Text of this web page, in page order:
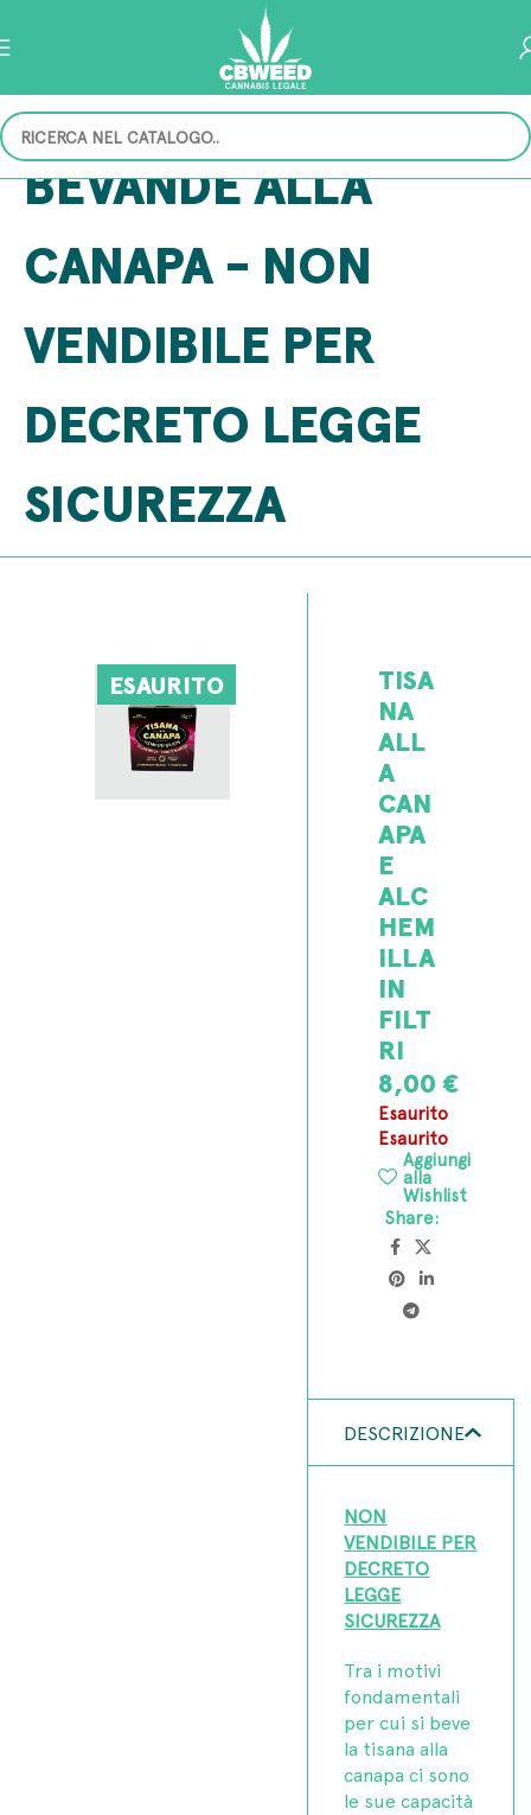
BEVANDE ALLA
CANAPA - NON
VENDIBILE PER
DECRETO LEGGE
SICUREZZA
ESAURITO
TISA
NA
ALL
A
CAN
APA
E
ALC
HEM
ILLA
IN
FILT
RI
8,00€
Esaurito
Esaurito
Aggiungi
alla
Wishlist
Share:
DESCRIZIONE
NON
VENDIBILE PER
DECRETO
LEGGE
SICUREZZA
Tra i motivi
fondamentali
per cui si beve
la tisana alla
canapa ci sono
le sue capacità